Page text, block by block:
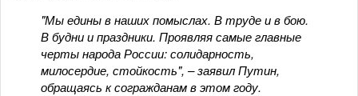
"Мы едины в наших помыслах. В труде и в бою.
В будни и праздники. Проявляя самые главные
черты народа России: солидарность,
милосердие, стойкость", – заявил Путин,
обращаясь к согражданам в этом году.